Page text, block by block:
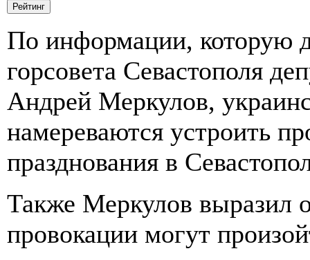
По информации, которую
горсовета Севастополя
Андрей Меркулов,
намереваются устроить
празднования в
Также Меркулов выразил
провокации могут